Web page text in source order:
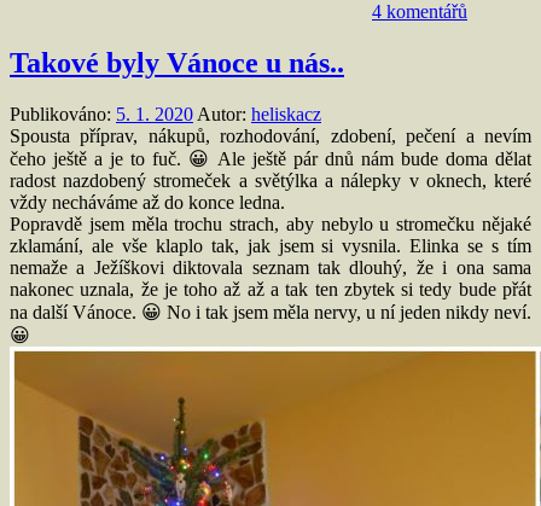
4 komentářů
Takové byly Vánoce u nás..
Publikováno: 5. 1. 2020 Autor: heliskacz
Spousta příprav, nákupů, rozhodování, zdobení, pečení a nevím
čeho ještě a je to fuč. 😀 Ale ještě pár dnů nám bude doma dělat
radost nazdobený stromeček a světýlka a nálepky v oknech, které
vždy necháváme až do konce ledna.
Popravdě jsem měla trochu strach, aby nebylo u stromečku nějaké
zklamání, ale vše klaplo tak, jak jsem si vysnila. Elinka se s tím
nemaže a Ježíškovi diktovala seznam tak dlouhý, že i ona sama
nakonec uznala, že je toho až až a tak ten zbytek si tedy bude přát
na další Vánoce. 😀 No i tak jsem měla nervy, u ní jeden nikdy neví.
😀